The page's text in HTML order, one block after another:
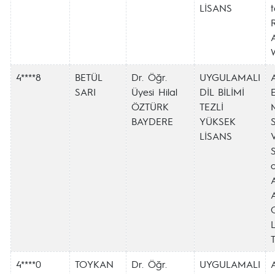
LİSANS
4****8
BETÜL
SARI
Dr. Öğr.
Üyesi Hilal
ÖZTÜRK
BAYDERE
UYGULAMALI
DİL BİLİMİ
TEZLİ
YÜKSEK
LİSANS
4****0
TOYKAN
Dr. Öğr.
UYGULAMALI